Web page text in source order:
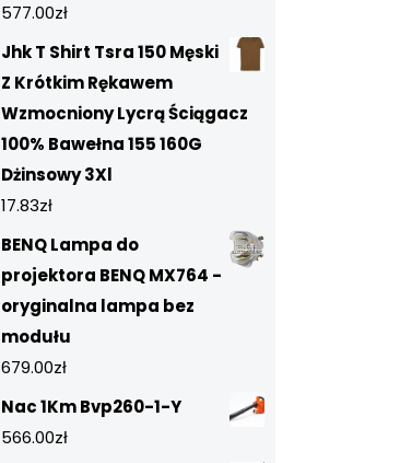
577.00zł
Jhk T Shirt Tsra 150 Męski
Z Krótkim Rękawem
Wzmocniony Lycrą Ściągacz
100% Bawełna 155 160G
Dżinsowy 3Xl
17.83zł
BENQ Lampa do
projektora BENQ MX764 -
oryginalna lampa bez
modułu
679.00zł
Nac 1Km Bvp260-1-Y
566.00zł